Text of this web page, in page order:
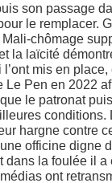
son passage
le remplacer.
chômage
la laïcité
mis en
Le Pen en 2022
le patronat
conditions.
hargne contre
officine digne
dans la foulée il a
ont